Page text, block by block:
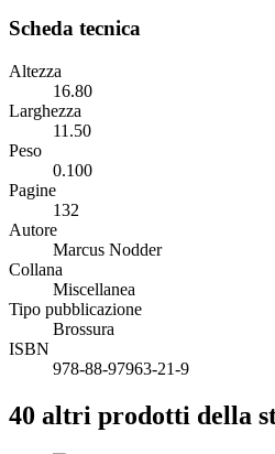
Scheda tecnica
Altezza
16.80
Larghezza
11.50
Peso
0.100
Pagine
132
Autore
Marcus Nodder
Collana
Miscellanea
Tipo pubblicazione
Brossura
ISBN
978-88-97963-21-9
40 altri prodotti della